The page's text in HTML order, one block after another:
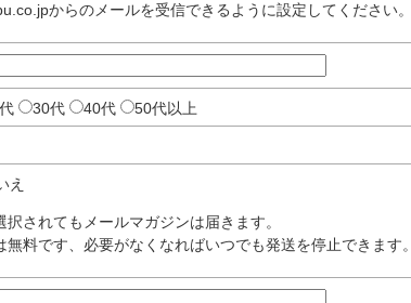
からのメールを受信できるように設定してください。
30代 40代 50代以上
え
されてもメールマガジンは届きます。
料です、必要がなくなればいつでも発送を停止できます。